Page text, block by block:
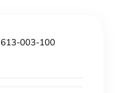
613-003-100